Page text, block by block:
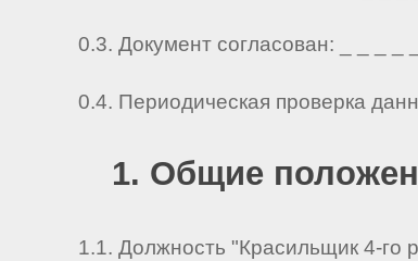
0.3. Документ согласован: _ _ _ _
0.4. Периодическая проверка
1. Общие
1.1. Должность "Красильщик 4-го